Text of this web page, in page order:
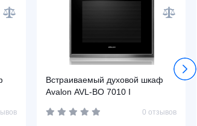
Встраиваемый духовой шкаф
Avalon AVL-BO 7010 I
0 отзывов